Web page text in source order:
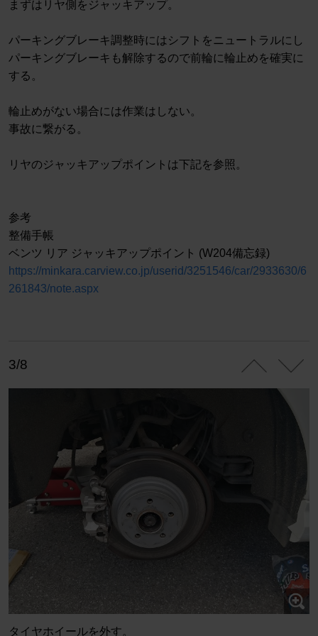
まずはリヤ側をジャッキアップ。
パーキングブレーキ調整時にはシフトをニュートラルにし
パーキングブレーキも解除するので前輪に輪止めを確実に
する。
輪止めがない場合には作業はしない。
事故に繋がる。
リヤのジャッキアップポイントは下記を参照。
参考
整備手帳
ベンツ リア ジャッキアップポイント (W204備忘録)
https://minkara.carview.co.jp/userid/3251546/car/2933630/6
261843/note.aspx
3/8
タイヤホイールを外す。